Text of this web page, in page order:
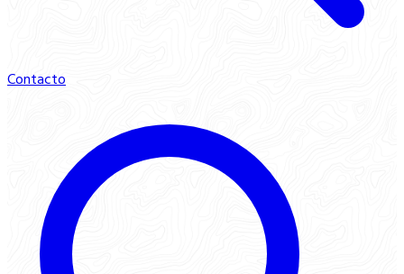
Contacto